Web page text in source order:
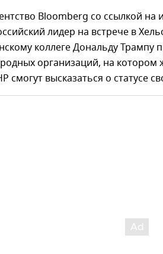
Bloomberg со ссылкой
лидер на встрече в
коллеге Дональду Трампу
организаций, на
смогут высказаться о статусе